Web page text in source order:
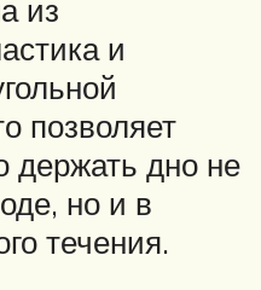
из
и
позволяет
держать дно не
но и в
течения.